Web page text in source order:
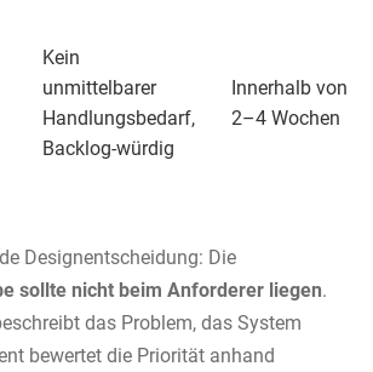
Kein
unmittelbarer
Handlungsbedarf,
Backlog-würdig
Innerhalb von
2–4 Wochen
Designentscheidung: Die
sollte nicht beim Anforderer liegen.
das Problem, das System
bewertet die Priorität anhand